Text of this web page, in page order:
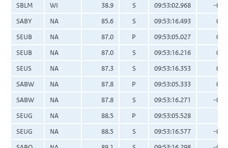
SBLM
WI 38.9 S 09:53:02.968
-0.29
SABY
NA 85.6 S 09:53:16.493
0.67
SEUB
NA 87.0 P 09:53:05.027
0.04
SEUB
NA 87.0 S 09:53:16.216
0.01
SEUS
NA 87.3 S 09:53:16.353
0.08
SABW
NA 87.8 P 09:53:05.333
0.22
SABW
NA 87.8 S 09:53:16.271
-0.13
SEUG
NA 88.5 P 09:53:05.528
SEUG
NA 88.5 S 09:53:16.577
-0.03